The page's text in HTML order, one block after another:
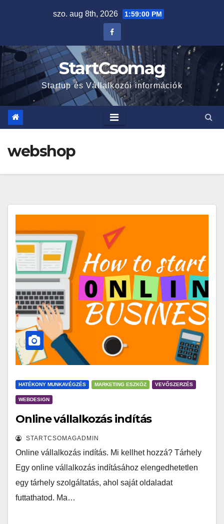
szo. aug 8th, 2026 1:59:01 PM
StartCsomag
Startup és Vállalkozói információk
webshop
HATÉKONY MUNKAVÉGZÉS MARKETING ESZKÖZ VEVŐSZERZÉS
WEBDESIGN
Online vállalkozás indítás
STARTCSOMAGADMIN
Online vállalkozás indítás. Mi kellhet hozzá? Tárhely
Egy online vállalkozás indításához elengedhetetlen
egy tárhely szolgáltatás, ahol saját oldaladat
futtathatod. Ma…